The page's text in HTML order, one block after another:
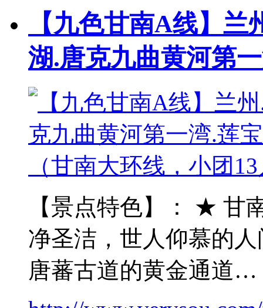
【九色甘南A线】
湖.唐克九曲黄河第
【景点特色】： ★ 甘
净圣洁，世人仰慕的
唐蕃古道的黄金通道…